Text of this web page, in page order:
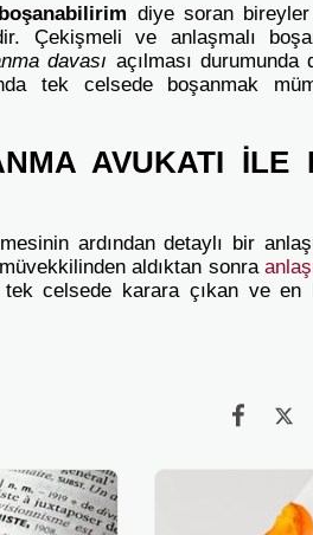
diye soran
Çekişmeli ve anlaşmalı
davası açılması durumunda
tek celsede boşanmak
AVUKATI İLE
ardından detaylı bir
aldıktan sonra
tek celsede karara çıkan ve en